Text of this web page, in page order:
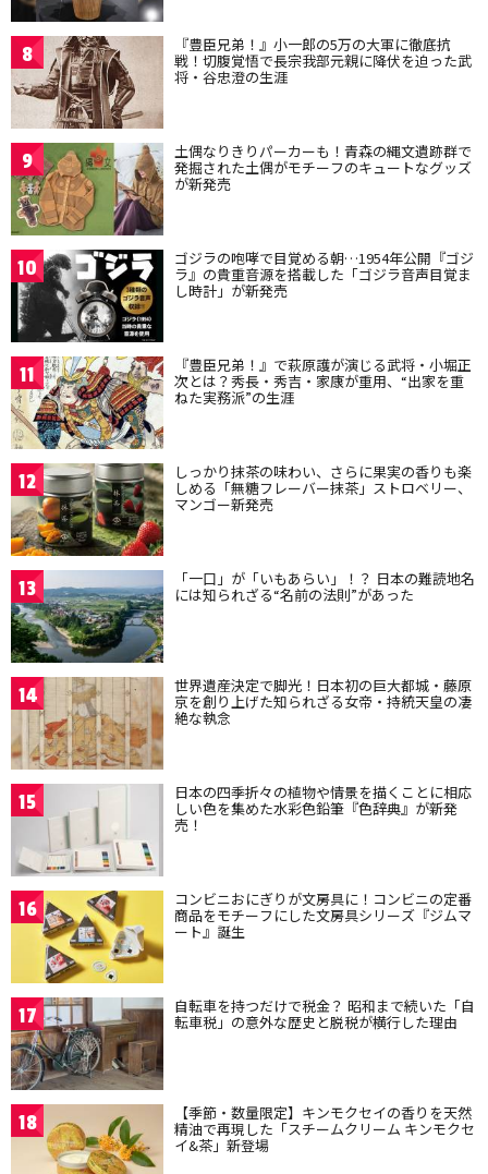
8 『豊臣兄弟！』小一郎の5万の大軍に徹底抗
戦！切腹覚悟で長宗我部元親に降伏を迫った武
将・谷忠澄の生涯
9 土偶なりきりパーカーも！青森の縄文遺跡群で
発掘された土偶がモチーフのキュートなグッズ
が新発売
10 ゴジラの咆哮で目覚める朝…1954年公開『ゴジ
ラ』の貴重音源を搭載した「ゴジラ音声目覚ま
し時計」が新発売
11 『豊臣兄弟！』で萩原護が演じる武将・小堀正
次とは？秀長・秀吉・家康が重用、“出家を重
ねた実務派”の生涯
12 しっかり抹茶の味わい、さらに果実の香りも楽
しめる「無糖フレーバー抹茶」ストロベリー、
マンゴー新発売
13 「一口」が「いもあらい」！？ 日本の難読地名
には知られざる“名前の法則”があった
14 世界遺産決定で脚光！日本初の巨大都城・藤原
京を創り上げた知られざる女帝・持統天皇の凄
絶な執念
15 日本の四季折々の植物や情景を描くことに相応
しい色を集めた水彩色鉛筆『色辞典』が新発
売！
16 コンビニおにぎりが文房具に！コンビニの定番
商品をモチーフにした文房具シリーズ『ジムマ
ート』誕生
17 自転車を持つだけで税金？ 昭和まで続いた「自
転車税」の意外な歴史と脱税が横行した理由
18 【季節・数量限定】キンモクセイの香りを天然
精油で再現した「スチームクリーム キンモクセ
イ&茶」新登場